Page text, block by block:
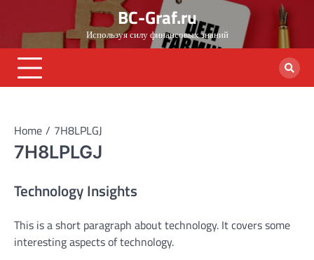
content
BC-Graf.ru
Используя силу финансовых знаний
Home 7H8LPLGJ
7H8LPLGJ
Technology Insights
This is a short paragraph about technology. It covers some
interesting aspects of technology.